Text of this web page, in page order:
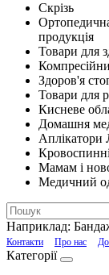
Скрізь
продукція
Товари для
Здоров'я
Товари для
Кисневе
Домашня
Аплікатори
Мамам і
Медичний
Наприклад:
Контакти Про нас
Категорії